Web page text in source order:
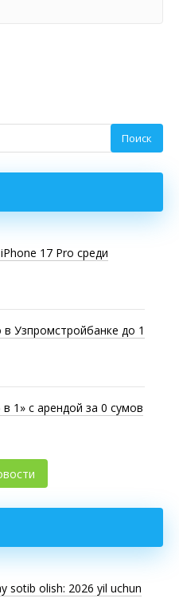
17 Pro среди
Узпромстройбанке до 1
1» с арендой за 0 сумов
sotib olish: 2026 yil uchun